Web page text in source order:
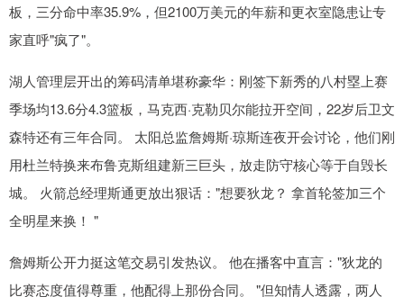
板，三分命中率35.9%，但2100万美元的年薪和更衣室隐患让专
家直呼"疯了"。
湖人管理层开出的筹码清单堪称豪华：刚签下新秀的八村塁上赛
季场均13.6分4.3篮板，马克西·克勒贝尔能拉开空间，22岁后卫文
森特还有三年合同。 太阳总监詹姆斯·琼斯连夜开会讨论，他们刚
用杜兰特换来布鲁克斯组建新三巨头，放走防守核心等于自毁长
城。 火箭总经理斯通更放出狠话："想要狄龙？ 拿首轮签加三个
全明星来换！ "
詹姆斯公开力挺这笔交易引发热议。 他在播客中直言："狄龙的
比赛态度值得尊重，他配得上那份合同。 "但知情人透露，两人